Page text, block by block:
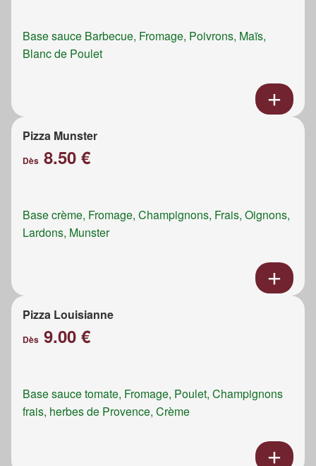
Base sauce Barbecue, Fromage, Poivrons, Maïs,
Blanc de Poulet
Pizza Munster
Dès 8.50 €
Base crème, Fromage, Champignons, Frais, Oignons,
Lardons, Munster
Pizza Louisianne
Dès 9.00 €
Base sauce tomate, Fromage, Poulet, Champignons
frais, herbes de Provence, Crème